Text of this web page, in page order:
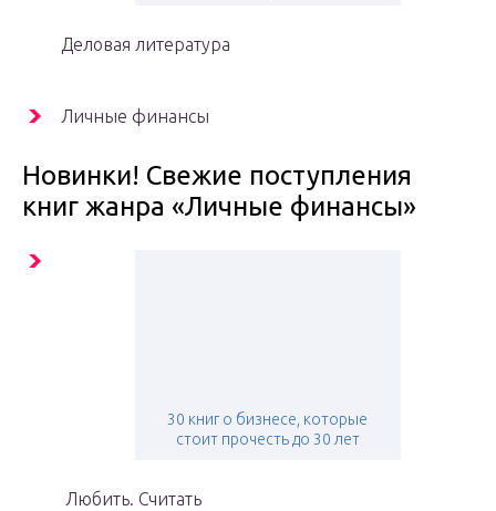
Деловая литература
Личные финансы
Новинки! Свежие поступления
книг жанра «Личные финансы»
30 книг о бизнесе, которые
стоит прочесть до 30 лет
Любить. Считать